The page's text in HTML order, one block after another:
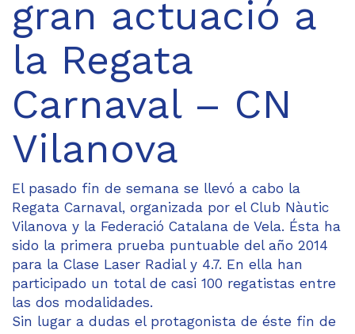
gran actuació a
la Regata
Carnaval – CN
Vilanova
El pasado fin de semana se llevó a cabo la
Regata Carnaval, organizada por el Club Nàutic
Vilanova y la Federació Catalana de Vela. Ésta ha
sido la primera prueba puntuable del año 2014
para la Clase Laser Radial y 4.7. En ella han
participado un total de casi 100 regatistas entre
las dos modalidades.
Sin lugar a dudas el protagonista de éste fin de